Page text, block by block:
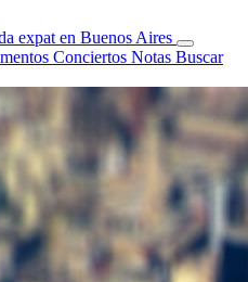
expat en Buenos Aires
Conciertos Notas Buscar